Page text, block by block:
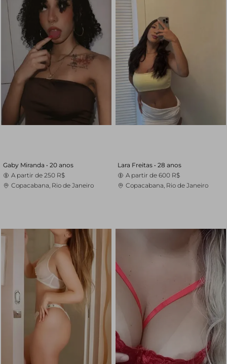
Gaby Miranda • 20 anos
A partir de 250 R$
Copacabana, Rio de Janeiro
Lara Freitas • 28 anos
A partir de 600 R$
Copacabana, Rio de Janeiro